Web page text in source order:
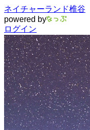
ネイチャーランド椎谷
powered by
ログイン